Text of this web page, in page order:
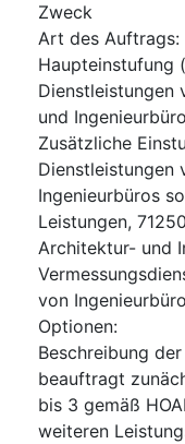
Zweck
Art des Auftrags:
Haupteinstufung (
Dienstleistungen
und
Zusätzliche
Dienstleistungen
Ingenieurbüros
Leistungen,
Architektur- und
von
Optionen:
Beschreibung
beauftragt
bis 3 gemäß
weiteren